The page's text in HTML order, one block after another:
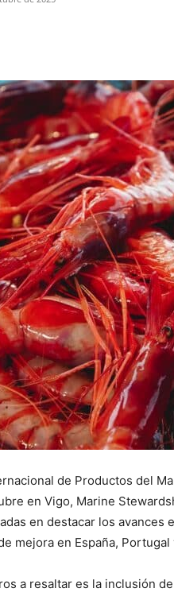
de Productos del
en Vigo, Marine
en destacar los avances
mejora en España, Portugal
a resaltar es la inclusión